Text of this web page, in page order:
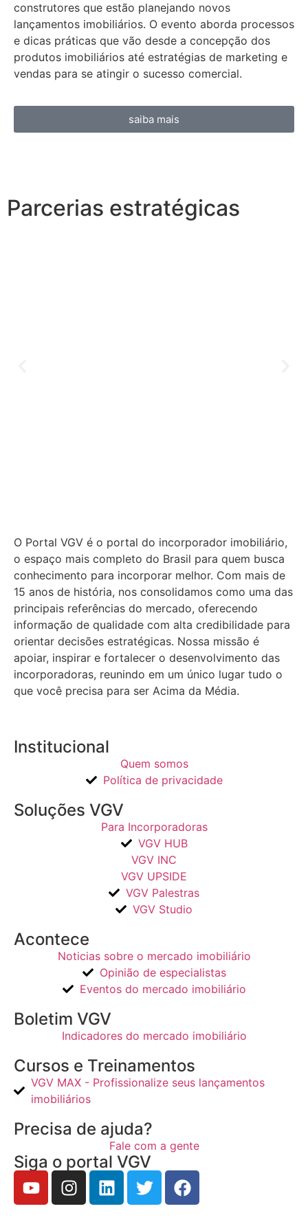
construtores que estão planejando novos
lançamentos imobiliários. O evento aborda processos
e dicas práticas que vão desde a concepção dos
produtos imobiliários até estratégias de marketing e
vendas para se atingir o sucesso comercial.
saiba mais
Parcerias estratégicas
O Portal VGV é o portal do incorporador imobiliário,
o espaço mais completo do Brasil para quem busca
conhecimento para incorporar melhor. Com mais de
15 anos de história, nos consolidamos como uma das
principais referências do mercado, oferecendo
informação de qualidade com alta credibilidade para
orientar decisões estratégicas. Nossa missão é
apoiar, inspirar e fortalecer o desenvolvimento das
incorporadoras, reunindo em um único lugar tudo o
que você precisa para ser Acima da Média.
Institucional
Quem somos
Política de privacidade
Soluções VGV
Para Incorporadoras
VGV HUB
VGV INC
VGV UPSIDE
VGV Palestras
VGV Studio
Acontece
Noticias sobre o mercado imobiliário
Opinião de especialistas
Eventos do mercado imobiliário
Boletim VGV
Indicadores do mercado imobiliário
Cursos e Treinamentos
VGV MAX - Profissionalize seus lançamentos
imobiliários
Precisa de ajuda?
Fale com a gente
Siga o portal VGV